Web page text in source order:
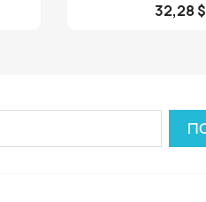
32,28 $